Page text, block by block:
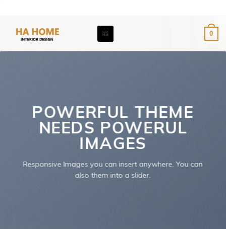
content
0
POWERFUL THEME
NEEDS POWERUL
IMAGES
Responsive Images you can insert anywhere. You can
also them into a slider.